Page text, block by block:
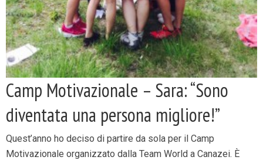
Camp Motivazionale – Sara: “Sono
diventata una persona migliore!”
Quest’anno ho deciso di partire da sola per il Camp
Motivazionale organizzato dalla Team World a Canazei. È